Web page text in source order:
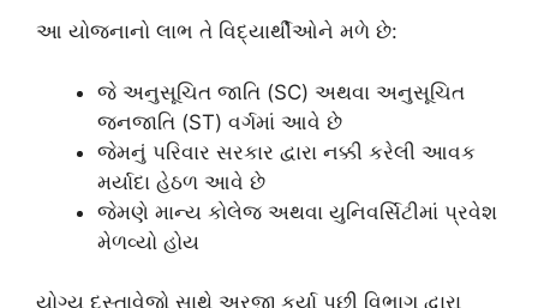
આ યોજનાનો લાભ તે વિદ્યાર્થીઓને મળે છે:
જે અનુસૂચિત જાતિ (SC) અથવા અનુસૂચિત
જનજાતિ (ST) વર્ગમાં આવે છે
જેમનું પરિવાર સરકાર દ્વારા નક્કી કરેલી આવક
મર્યાદા હેઠળ આવે છે
જેમણે માન્ય કોલેજ અથવા યુનિવર્સિટીમાં પ્રવેશ
મેળવ્યો હોય
યોગ્ય દસ્તાવેજો સાથે અરજી કર્યા પછી વિભાગ દ્વારા